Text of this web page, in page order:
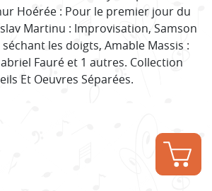
Hoérée : Pour le premier jour du
Martinu : Improvisation, Samson
séchant les doigts, Amable Massis :
Fauré et 1 autres. Collection
Et Oeuvres Séparées.